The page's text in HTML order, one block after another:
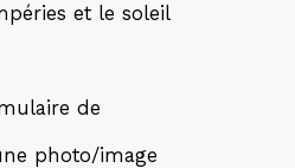
et le soleil
de
photo/image